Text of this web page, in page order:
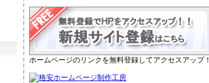
ホームページのリンクを無料登録してアクセスアップ！